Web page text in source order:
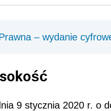
– wydanie
9 stycznia 2020 r. o